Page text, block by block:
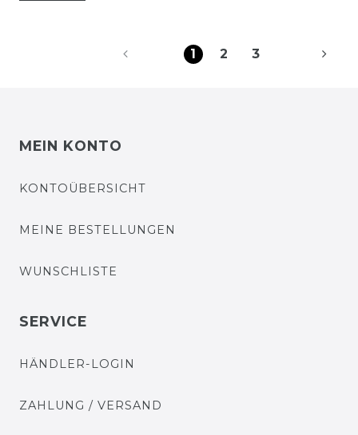
1 2 3
MEIN KONTO
KONTOÜBERSICHT
MEINE BESTELLUNGEN
WUNSCHLISTE
SERVICE
HÄNDLER-LOGIN
ZAHLUNG / VERSAND